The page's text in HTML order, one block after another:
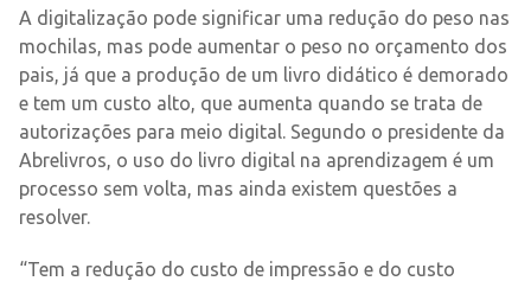
A digitalização pode significar uma redução do peso nas
mochilas, mas pode aumentar o peso no orçamento dos
pais, já que a produção de um livro didático é demorado
e tem um custo alto, que aumenta quando se trata de
autorizações para meio digital. Segundo o presidente da
Abrelivros, o uso do livro digital na aprendizagem é um
processo sem volta, mas ainda existem questões a
resolver.
“Tem a redução do custo de impressão e do custo